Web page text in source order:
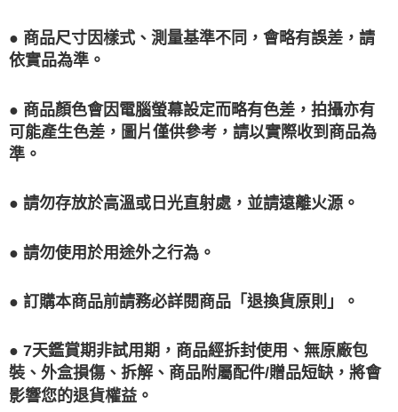
● 商品尺寸因樣式、測量基準不同，會略有誤差，請
依實品為準。
● 商品顏色會因電腦螢幕設定而略有色差，拍攝亦有
可能產生色差，圖片僅供參考，請以實際收到商品為
準。
● 請勿存放於高溫或日光直射處，並請遠離火源。
● 請勿使用於用途外之行為。
● 訂購本商品前請務必詳閱商品「退換貨原則」。
● 7天鑑賞期非試用期，商品經拆封使用、無原廠包
裝、外盒損傷、拆解、商品附屬配件/贈品短缺，將會
影響您的退貨權益。